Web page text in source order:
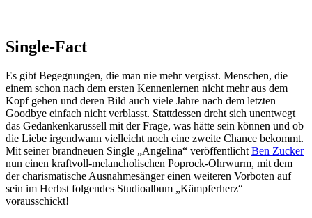
Single-Fact
Es gibt Begegnungen, die man nie mehr vergisst. Menschen, die
einem schon nach dem ersten Kennenlernen nicht mehr aus dem
Kopf gehen und deren Bild auch viele Jahre nach dem letzten
Goodbye einfach nicht verblasst. Stattdessen dreht sich unentwegt
das Gedankenkarussell mit der Frage, was hätte sein können und ob
die Liebe irgendwann vielleicht noch eine zweite Chance bekommt.
Mit seiner brandneuen Single „Angelina“ veröffentlichtBen Zucker
nun einen kraftvoll-melancholischen Poprock-Ohrwurm, mit dem
der charismatische Ausnahmesänger einen weiteren Vorboten auf
sein im Herbst folgendes Studioalbum „Kämpferherz“
vorausschickt!